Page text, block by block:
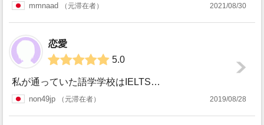
mmnaad 元滞在者 2021/08/30
恋愛
5.0
私が通っていた語学学校はIELTSやTOEICなどテスト問題に特化した授業が受けられ、かつ自身で授業内容も軽いレベルからスパルタ内容まで選べるという、語学...
non49jp 元滞在者 2019/08/28